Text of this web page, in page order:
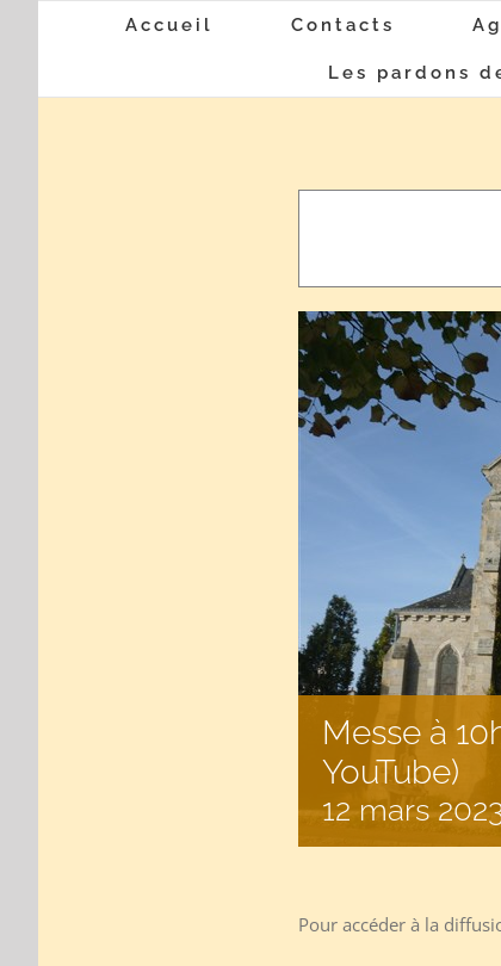
Accueil Contacts
Les pardons
Messe à
YouTube)
12 mars
Pour accéder à la